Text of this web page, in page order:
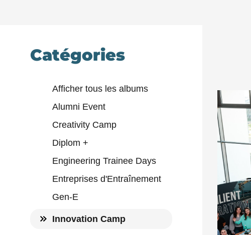
Catégories
Afficher tous les albums
Alumni Event
Creativity Camp
Diplom +
Engineering Trainee Days
Entreprises d'Entraînement
Gen-E
Innovation Camp